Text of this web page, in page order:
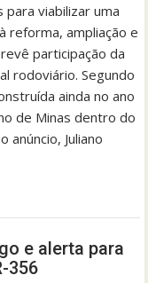
viabilizar uma
reforma, ampliação e
participação da
rodoviário. Segundo
ainda no ano
de Minas dentro do
anúncio, Juliano
e alerta para
356